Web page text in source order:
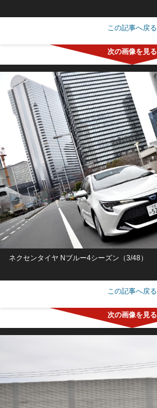
この記事へ戻る
ネクセンタイヤ Nブルー4シーズン（3/48）
この記事へ戻る